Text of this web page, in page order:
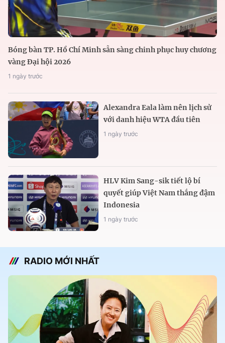
Bóng bàn TP. Hồ Chí Minh sẵn sàng chinh phục huy chương
vàng Đại hội 2026
1 ngày trước
Alexandra Eala làm nên lịch sử
với danh hiệu WTA đầu tiên
1 ngày trước
HLV Kim Sang-sik tiết lộ bí
quyết giúp Việt Nam thắng đậm
Indonesia
1 ngày trước
RADIO MỚI NHẤT